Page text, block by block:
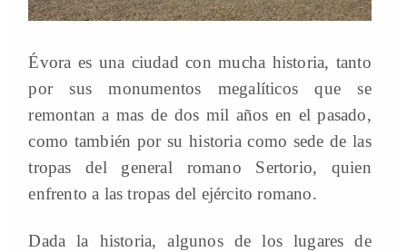
Évora es una ciudad con mucha historia, tanto
por sus monumentos megalíticos que se
remontan a mas de dos mil años en el pasado,
como también por su historia como sede de las
tropas del general romano Sertorio, quien
enfrento a las tropas del ejército romano.
Dada la historia, algunos de los lugares de